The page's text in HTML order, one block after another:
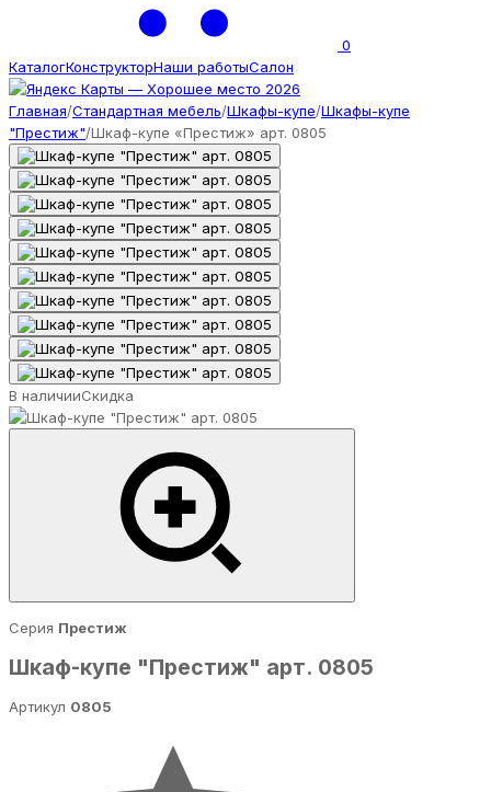
0
КаталогКонструкторНаши работыСалон
Главная/Стандартная мебель/Шкафы-купе/Шкафы-купе
"Престиж"/Шкаф-купе «Престиж» арт. 0805
В наличииСкидка
Серия Престиж
Шкаф-купе "Престиж" арт. 0805
Артикул 0805